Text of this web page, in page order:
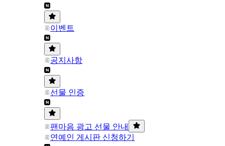
이벤트
공지사항
선물 인증
팬마음 광고 선물 안내
연예인 게시판 신청하기